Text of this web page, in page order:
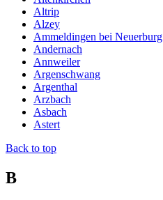
Altrip
Alzey
Ammeldingen bei Neuerburg
Andernach
Annweiler
Argenschwang
Argenthal
Arzbach
Asbach
Astert
Back to top
B